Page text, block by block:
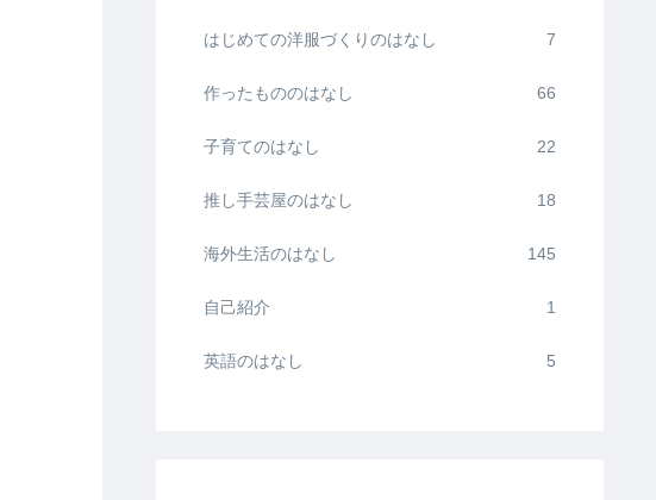
はじめての洋服づくりのはなし 7
作ったもののはなし 66
子育てのはなし 22
推し手芸屋のはなし 18
海外生活のはなし 145
自己紹介 1
英語のはなし 5